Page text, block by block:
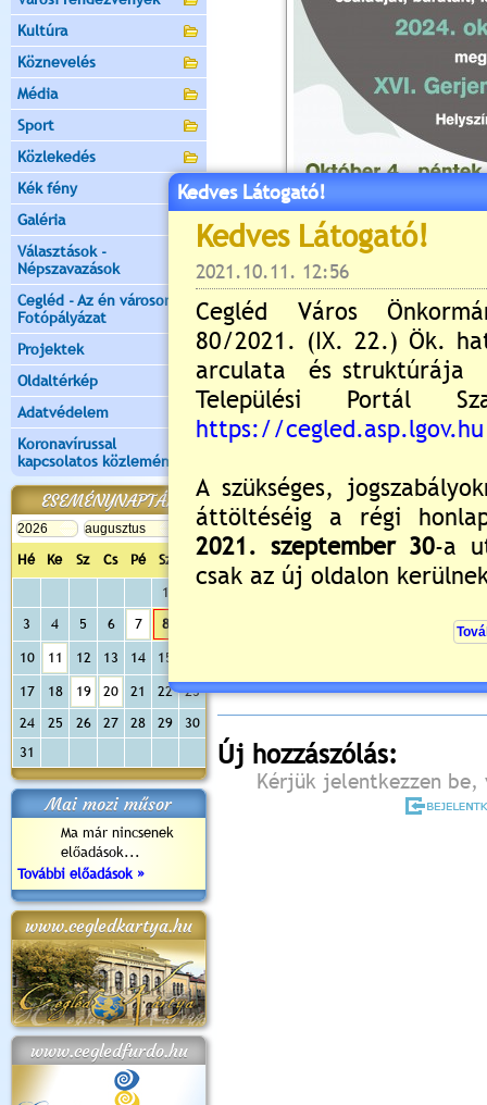
Kultúra
Köznevelés
Média
Sport
Közlekedés
Kék fény
Galéria
Választások -
Népszavazások
Cegléd - Az én városom -
Fotópályázat
Projektek
Oldaltérkép
Adatvédelem
Koronavírussal
kapcsolatos közlemények
ESEMÉNYNAPTÁR
Hé Ke Sz Cs Pé Sz
Va
1
3
4 5 6 7 8
10 11 12 13 14 15
17 18 19 20 21 22
23
24
25 26 27 28 29
30
31
Mai mozi műsor
Ma már nincsenek
előadások...
További előadások »
www.cegledkartya.hu
www.cegledfurdo.hu
Még nincsenek hozzászólások
Új hozzászólás:
Kérjük jelentkezzen be,
Kedves Látogató!